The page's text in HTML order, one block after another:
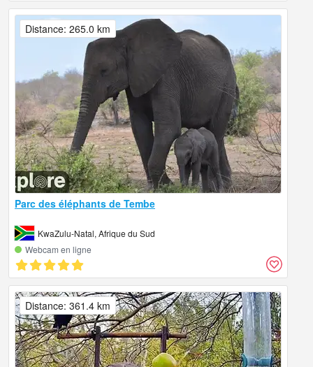
Parc des éléphants de Tembe
KwaZulu-Natal, Afrique du Sud
Webcam en ligne
Distance: 265.0 km
Distance: 361.4 km